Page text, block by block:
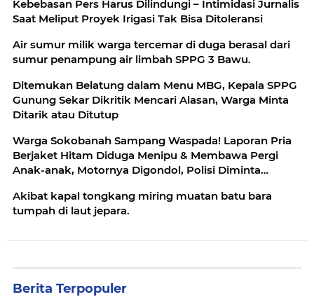
Kebebasan Pers Harus Dilindungi – Intimidasi Jurnalis
Saat Meliput Proyek Irigasi Tak Bisa Ditoleransi
Air sumur milik warga tercemar di duga berasal dari
sumur penampung air limbah SPPG 3 Bawu.
Ditemukan Belatung dalam Menu MBG, Kepala SPPG
Gunung Sekar Dikritik Mencari Alasan, Warga Minta
Ditarik atau Ditutup
Warga Sokobanah Sampang Waspada! Laporan Pria
Berjaket Hitam Diduga Menipu & Membawa Pergi
Anak-anak, Motornya Digondol, Polisi Diminta
Akibat kapal tongkang miring muatan batu bara
tumpah di laut jepara.
Berita Terpopuler